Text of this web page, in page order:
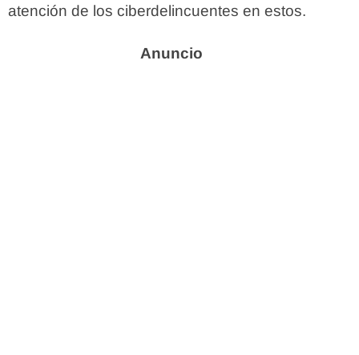
atención de los ciberdelincuentes en estos.